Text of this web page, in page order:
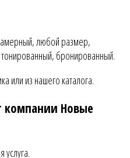
любой размер,
бронированный.
или из нашего каталога.
компании Новые